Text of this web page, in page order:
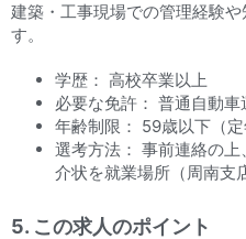
建築・工事現場での管理経験
す。
学歴： 高校卒業以上
必要な免許： 普通自動車
年齢制限： 59歳以下（定
選考方法： 事前連絡の
介状を就業場所（周南支
5. この求人のポイント